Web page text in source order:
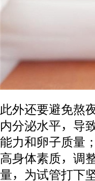
此外还要避免熬
内分泌水平，导
能力和卵子质量
高身体素质，调
量，为试管打下